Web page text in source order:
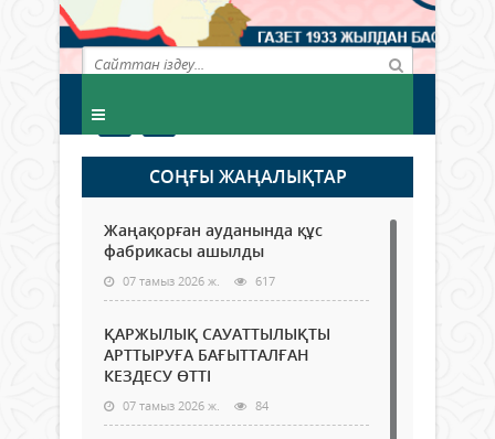
СОҢҒЫ ЖАҢАЛЫҚТАР
Жаңақорған ауданында құс
фабрикасы ашылды
07 тамыз 2026 ж. 617
ҚАРЖЫЛЫҚ САУАТТЫЛЫҚТЫ
АРТТЫРУҒА БАҒЫТТАЛҒАН
КЕЗДЕСУ ӨТТІ
07 тамыз 2026 ж. 84